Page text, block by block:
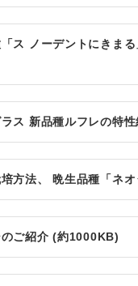
ス ノーデントにきま
ス 新品種ルフレの特
方法、 晩生品種「ネ
ご紹介 (約1000KB)